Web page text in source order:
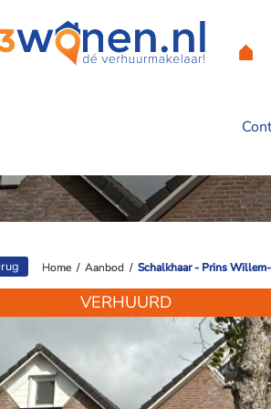
Home / Aanbod / Schalkhaar - Prins
Home / Aanbod / Schalkhaar - Prins
Willem-
VERHUURD